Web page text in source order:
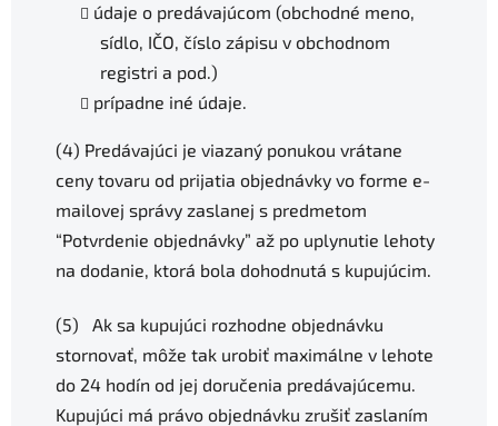
údaje o predávajúcom (obchodné meno,
sídlo, IČO, číslo zápisu v obchodnom
registri a pod.)
prípadne iné údaje.
(4) Predávajúci je viazaný ponukou vrátane
ceny tovaru od prijatia objednávky vo forme e-
mailovej správy zaslanej s predmetom
“Potvrdenie objednávky” až po uplynutie lehoty
na dodanie, ktorá bola dohodnutá s kupujúcim.
(5) Ak sa kupujúci rozhodne objednávku
stornovať, môže tak urobiť maximálne v lehote
do 24 hodín od jej doručenia predávajúcemu.
Kupujúci má právo objednávku zrušiť zaslaním